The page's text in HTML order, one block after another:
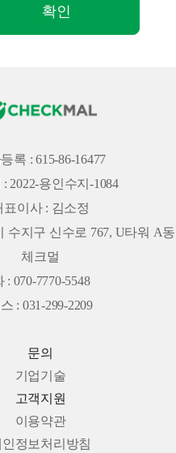
: 615-86-16477
용인수지-1084
이사 : 김소정
구 신수로 767, U타워 A동
체크멀
070-7770-5548
: 031-299-2209
문의
기업기술
고객지원
이용약관
정보처리방침